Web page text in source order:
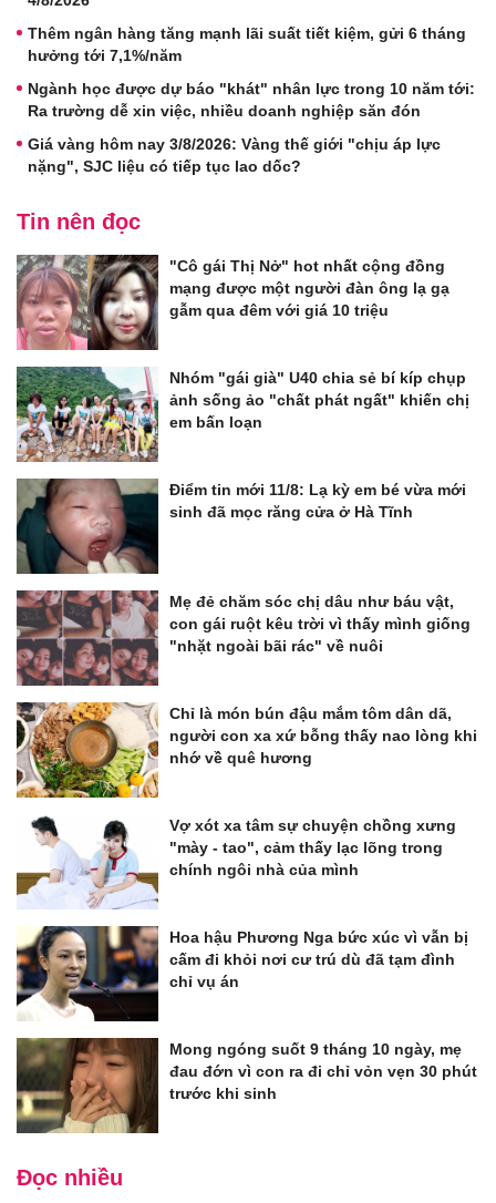
Thêm ngân hàng tăng mạnh lãi suất tiết kiệm, gửi 6 tháng
hưởng tới 7,1%/năm
Ngành học được dự báo "khát" nhân lực trong 10 năm tới:
Ra trường dễ xin việc, nhiều doanh nghiệp săn đón
Giá vàng hôm nay 3/8/2026: Vàng thế giới "chịu áp lực
nặng", SJC liệu có tiếp tục lao dốc?
Tin nên đọc
"Cô gái Thị Nở" hot nhất cộng đồng
mạng được một người đàn ông lạ gạ
gẫm qua đêm với giá 10 triệu
Nhóm "gái già" U40 chia sẻ bí kíp chụp
ảnh sống ảo "chất phát ngất" khiến chị
em bấn loạn
Điểm tin mới 11/8: Lạ kỳ em bé vừa mới
sinh đã mọc răng cửa ở Hà Tĩnh
Mẹ đẻ chăm sóc chị dâu như báu vật,
con gái ruột kêu trời vì thấy mình giống
"nhặt ngoài bãi rác" về nuôi
Chỉ là món bún đậu mắm tôm dân dã,
người con xa xứ bỗng thấy nao lòng khi
nhớ về quê hương
Vợ xót xa tâm sự chuyện chồng xưng
"mày - tao", cảm thấy lạc lõng trong
chính ngôi nhà của mình
Hoa hậu Phương Nga bức xúc vì vẫn bị
cấm đi khỏi nơi cư trú dù đã tạm đình
chỉ vụ án
Mong ngóng suốt 9 tháng 10 ngày, mẹ
đau đớn vì con ra đi chỉ vỏn vẹn 30 phút
trước khi sinh
Đọc nhiều